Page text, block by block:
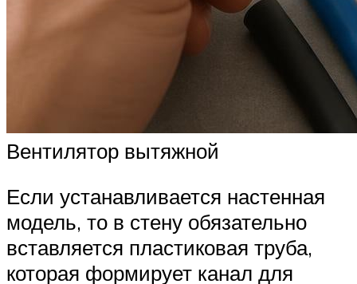
Вентилятор вытяжной
Если устанавливается настенная
модель, то в стену обязательно
вставляется пластиковая труба,
которая формирует канал для